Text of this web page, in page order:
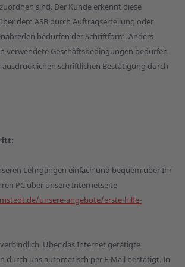
sind. Der Kunde erkennt diese
dem ASB durch Auftragserteilung oder
bedürfen der Schriftform. Anders
verwendete Geschäftsbedingungen bedürfen
schriftlichen Bestätigung durch
Lehrgängen einfach und bequem über Ihr
PC über unsere Internetseite
unsere-angebote/erste-hilfe-
Über das Internet getätigte
durch uns automatisch per E-Mail bestätigt. In